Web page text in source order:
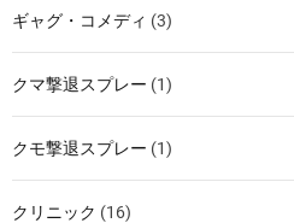
ギャグ・コメディ (3)
クマ撃退スプレー (1)
クモ撃退スプレー (1)
クリニック (16)